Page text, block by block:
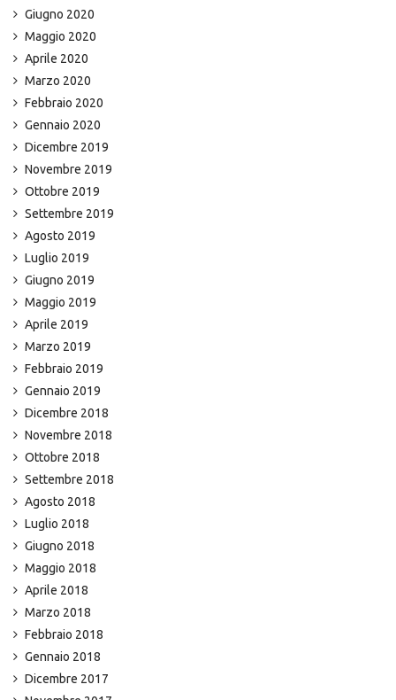
Giugno 2020
Maggio 2020
Aprile 2020
Marzo 2020
Febbraio 2020
Gennaio 2020
Dicembre 2019
Novembre 2019
Ottobre 2019
Settembre 2019
Agosto 2019
Luglio 2019
Giugno 2019
Maggio 2019
Aprile 2019
Marzo 2019
Febbraio 2019
Gennaio 2019
Dicembre 2018
Novembre 2018
Ottobre 2018
Settembre 2018
Agosto 2018
Luglio 2018
Giugno 2018
Maggio 2018
Aprile 2018
Marzo 2018
Febbraio 2018
Gennaio 2018
Dicembre 2017